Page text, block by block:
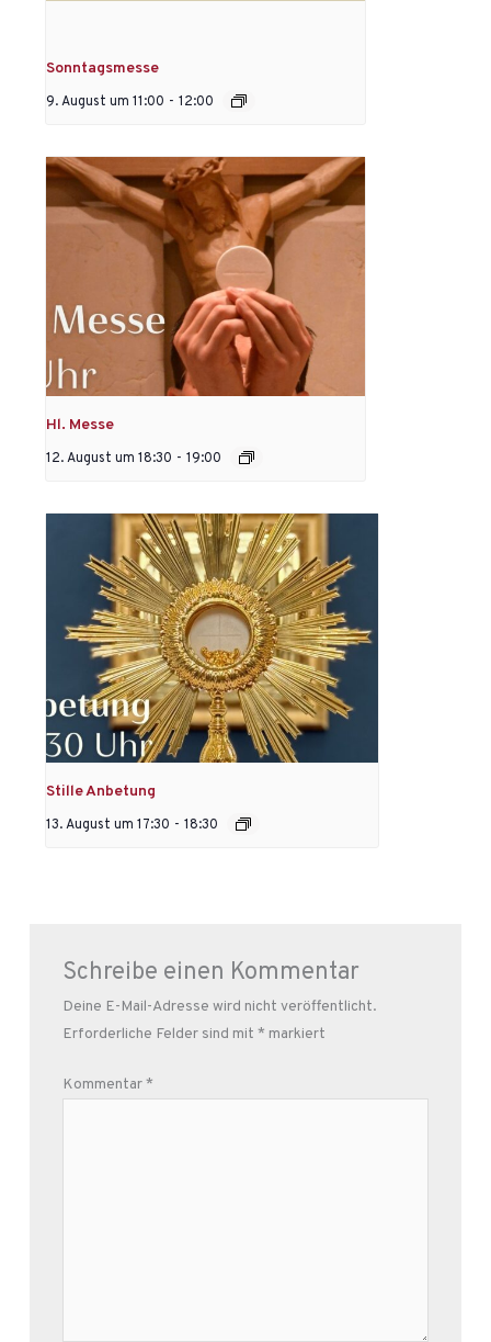
Sonntagsmesse
9. August um 11:00 - 12:00
Hl. Messe
12. August um 18:30 - 19:00
Stille Anbetung
13. August um 17:30 - 18:30
Schreibe einen Kommentar
Deine E-Mail-Adresse wird nicht veröffentlicht.
Erforderliche Felder sind mit * markiert
Kommentar*